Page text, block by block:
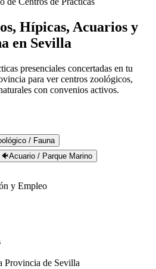
Hípicas, Acuarios y
en Sevilla
presenciales concertadas en tu
para ver centros zoológicos,
con convenios activos.
/ Fauna
🐠Acuario / Parque Marino
y Empleo
Provincia de Sevilla